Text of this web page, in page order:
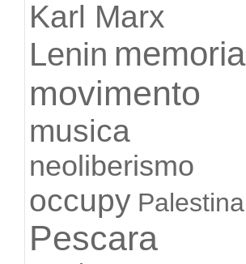
Karl Marx
Lenin memoria
movimento
musica
neoliberismo
occupy Palestina
Pescara